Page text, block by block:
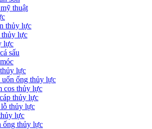
thuật
thủy lực
thủy lực
lực
sấu
lực
uốn ống thủy lực
cos thủy lực
thủy lực
thủy lực
lực
ống thủy lực